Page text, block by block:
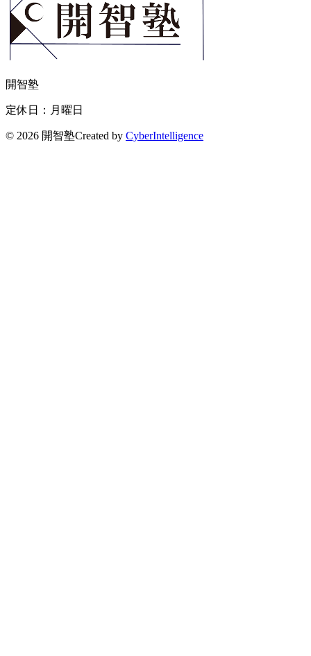
開智塾
定休日：月曜日
© 2026 開智塾Created by CyberIntelligence